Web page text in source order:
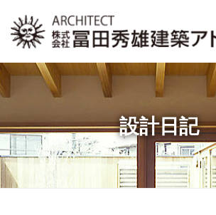
設計日記